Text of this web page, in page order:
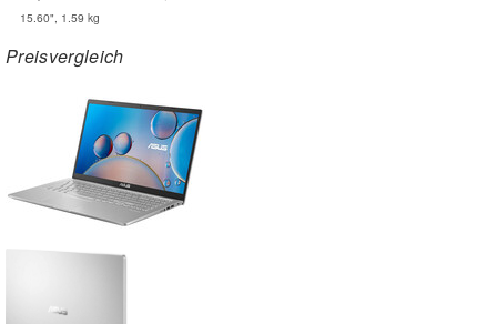
15.60", 1.59 kg
Preisvergleich